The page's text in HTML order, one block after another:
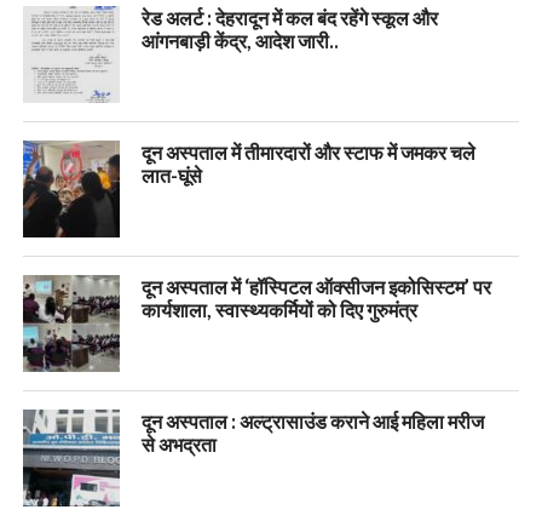
रेड अलर्ट : देहरादून में कल बंद रहेंगे स्कूल और
आंगनबाड़ी केंद्र, आदेश जारी..
दून अस्पताल में तीमारदारों और स्टाफ में जमकर चले
लात-घूंसे
दून अस्पताल में ‘हॉस्पिटल ऑक्सीजन इकोसिस्टम’ पर
कार्यशाला, स्वास्थ्यकर्मियों को दिए गुरुमंत्र
दून अस्पताल : अल्ट्रासाउंड कराने आई महिला मरीज
से अभद्रता